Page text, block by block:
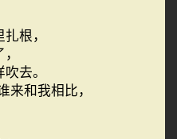
根，
去。
来和我相比，